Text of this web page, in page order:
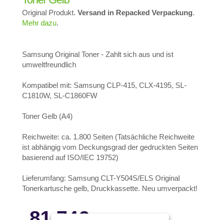
Original Produkt. Versand in Repacked Verpackung.
Mehr dazu.
Samsung Original Toner - Zahlt sich aus und ist
umweltfreundlich
Kompatibel mit: Samsung CLP-415, CLX-4195, SL-
C1810W, SL-C1860FW
Toner Gelb (A4)
Reichweite: ca. 1.800 Seiten (Tatsächliche Reichweite
ist abhängig vom Deckungsgrad der gedruckten Seiten
basierend auf ISO/IEC 19752)
Lieferumfang: Samsung CLT-Y504S/ELS Original
Tonerkartusche gelb, Druckkassette. Neu umverpackt!